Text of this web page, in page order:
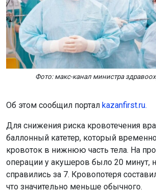
Фото: макс-канал министра
Об этом сообщил портал kazanfirst.ru.
Для снижения риска кровотечения
баллонный катетер, который
кровоток в нижнюю часть тела. На
операции у акушеров было 20 минут,
справились за 7. Кровопотеря
что значительно меньше обычного.